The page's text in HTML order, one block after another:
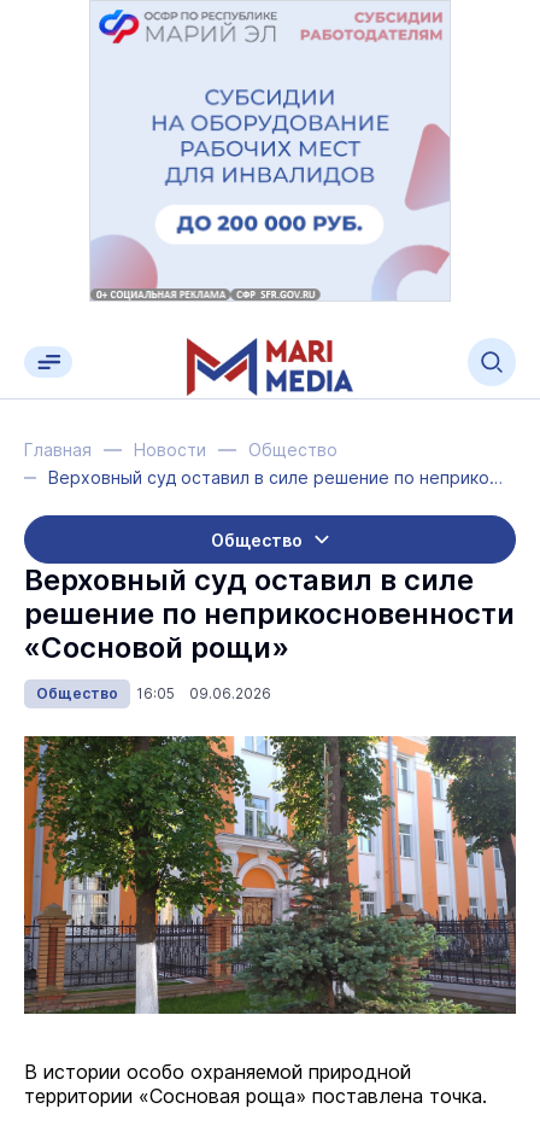
Главная Новости
Общество
Верховный суд оставил в силе решение по неприкосновенности «Сосновой рощи»
Общество
Верховный суд оставил в силе
решение по неприкосновенности
«Сосновой рощи»
Общество 16:05 09.06.2026
В истории особо охраняемой природной
территории «Сосновая роща» поставлена точка.